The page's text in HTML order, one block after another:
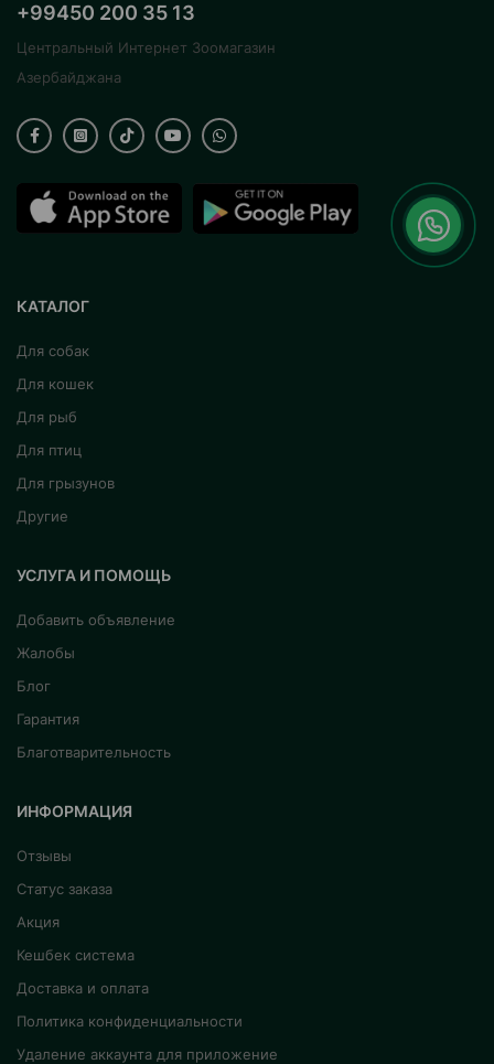
+99450 200 35 13
Центральный Интернет Зоомагазин
Азербайджана
КАТАЛОГ
Для собак
Для кошек
Для рыб
Для птиц
Для грызунов
Другие
УСЛУГА И ПОМОЩЬ
Добавить объявление
Жалобы
Блог
Гарантия
Благотварительность
ИНФОРМАЦИЯ
Отзывы
Статус заказа
Акция
Кешбек система
Доставка и оплата
Политика конфиденциальности
Удаление аккаунта для приложение